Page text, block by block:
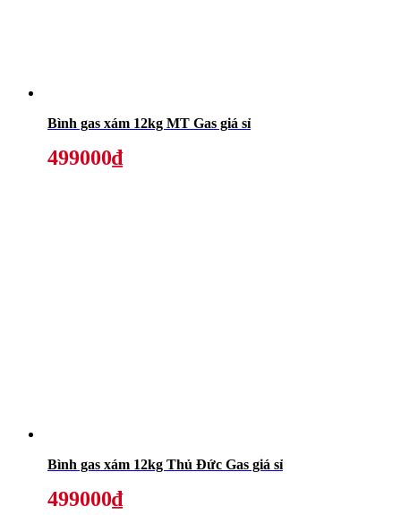
Bình gas xám 12kg MT Gas giá sỉ
499000₫
Bình gas xám 12kg Thủ Đức Gas giá sỉ
499000₫